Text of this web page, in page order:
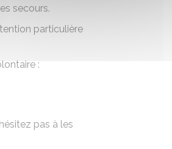
secours.
particulière
:
pas à les